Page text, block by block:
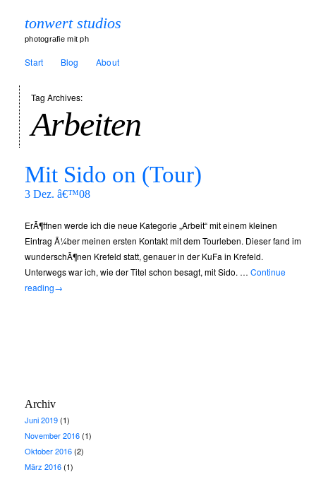
tonwert studios
photografie mit ph
Start Blog About
Tag Archives:
Arbeiten
Mit Sido on (Tour)
3 Dez. â€™08
ErÃ¶ffnen werde ich die neue Kategorie „Arbeit“ mit einem kleinen
Eintrag Ã¼ber meinen ersten Kontakt mit dem Tourleben. Dieser fand im
wunderschÃ¶nen Krefeld statt, genauer in der KuFa in Krefeld.
Unterwegs war ich, wie der Titel schon besagt, mit Sido. … Continue
reading→
Archiv
Juni 2019(1)
November 2016(1)
Oktober 2016(2)
März 2016(1)